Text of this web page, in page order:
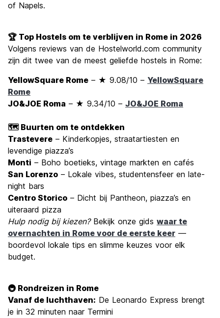
of Napels.
🏆 Top Hostels om te verblijven in Rome in 2026
Volgens reviews van de Hostelworld.com community
zijn dit twee van de meest geliefde hostels in Rome:
YellowSquare Rome – ★ 9.08/10 – YellowSquare
Rome
JO&JOE Roma – ★ 9.34/10 – JO&JOE Roma
🗺️ Buurten om te ontdekken
Trastevere – Kinderkopjes, straatartiesten en
levendige piazza’s
Monti – Boho boetieks, vintage markten en cafés
San Lorenzo – Lokale vibes, studentensfeer en late-
night bars
Centro Storico – Dicht bij Pantheon, piazza’s en
uiteraard pizza
Hulp nodig bij kiezen?Bekijk onze gids waar te
overnachten in Rome voor de eerste keer —
boordevol lokale tips en slimme keuzes voor elk
budget.
🚇 Rondreizen in Rome
Vanaf de luchthaven: De Leonardo Express brengt
je in 32 minuten naar Termini